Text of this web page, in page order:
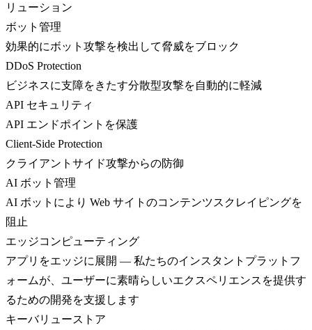
リューション
ボット管理
効果的にボット攻撃を検出して脅威をブロック
DDoS Protection
ビジネスに支障をきたす分散型攻撃を自動的に軽減
API セキュリティ
API エンドポイントを保護
Client-Side Protection
クライアントサイド攻撃からの防御
AI ボット管理
AI ボットにより Web サイトのコンテンツスクレイピングを
阻止
エッジコンピューティング
アプリをエッジに展開 — 私たちのインスタントプラットフ
ォームが、ユーザーに素晴らしいエクスペリエンスを提供す
るための開発を支援します
キーバリューストア